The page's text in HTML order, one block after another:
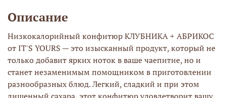
Описание
Низкокалорийный конфитюр КЛУБНИКА + АБРИКОС
от IT'S YOURS — это изысканный продукт, который не
только добавит ярких ноток в ваше чаепитие, но и
станет незаменимым помощником в приготовлении
разнообразных блюд. Легкий, сладкий и при этом
лишенный сахара, этот конфитюр удовлетворит вашу